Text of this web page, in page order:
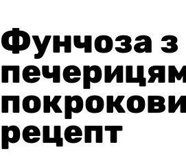
Фунчоза з
рецепт